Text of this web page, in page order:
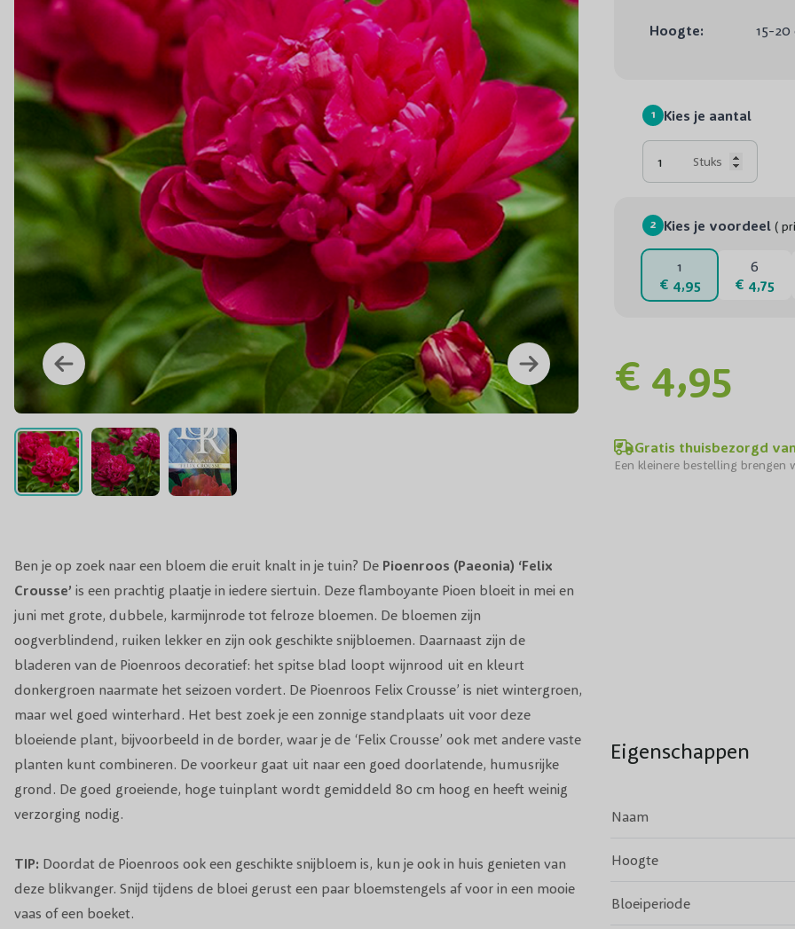
Hoogte: 15-20
1 Kies je aantal
Stuks
2 Kies je voordeel (
6
€ 4,75
1
€ 4,95
€ 4,95
Gratis thuisbezorgd
Een kleinere bestelling brengen
Ben je op zoek naar een bloem die eruit knalt in je tuin? De Pioenroos (Paeonia) ‘Felix
Crousse’ is een prachtig plaatje in iedere siertuin. Deze flamboyante Pioen bloeit in mei en
juni met grote, dubbele, karmijnrode tot felroze bloemen. De bloemen zijn
oogverblindend, ruiken lekker en zijn ook geschikte snijbloemen. Daarnaast zijn de
bladeren van de Pioenroos decoratief: het spitse blad loopt wijnrood uit en kleurt
donkergroen naarmate het seizoen vordert. De Pioenroos Felix Crousse’ is niet wintergroen,
maar wel goed winterhard. Het best zoek je een zonnige standplaats uit voor deze
bloeiende plant, bijvoorbeeld in de border, waar je de ‘Felix Crousse’ ook met andere vaste
planten kunt combineren. De voorkeur gaat uit naar een goed doorlatende, humusrijke
grond. De goed groeiende, hoge tuinplant wordt gemiddeld 80 cm hoog en heeft weinig
verzorging nodig.
TIP: Doordat de Pioenroos ook een geschikte snijbloem is, kun je ook in huis genieten van
deze blikvanger. Snijd tijdens de bloei gerust een paar bloemstengels af voor in een mooie
vaas of een boeket.
Eigenschappen
Naam
Hoogte
Bloeiperiode